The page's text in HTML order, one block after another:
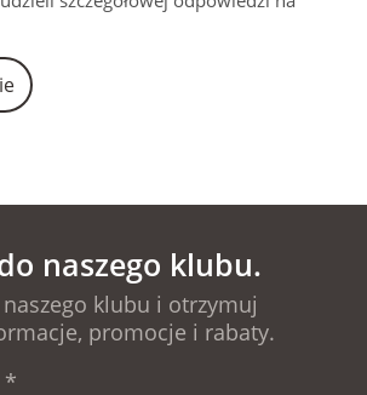
naszego klubu.
naszego klubu i otrzymuj
promocje i rabaty.
*